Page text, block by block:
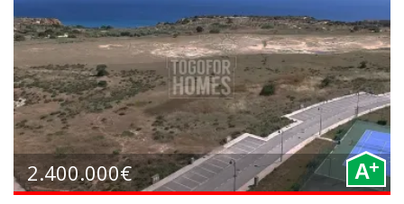
2.400.000€ A+